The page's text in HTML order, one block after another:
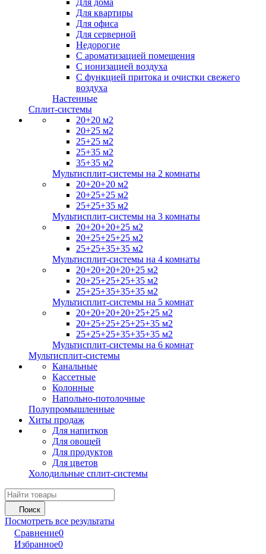
Для дома
Для квартиры
Для офиса
Для серверной
Недорогие
С ароматизацией помещения
С ионизацией воздуха
С функцией притока и очистки свежего
воздуха
Настенные
Сплит-системы
20+20 м2
20+25 м2
25+25 м2
25+35 м2
35+35 м2
Мультисплит-системы на 2 комнаты
20+20+20 м2
20+25+25 м2
25+25+35 м2
Мультисплит-системы на 3 комнаты
20+20+20+25 м2
20+25+25+25 м2
25+25+35+35 м2
Мультисплит-системы на 4 комнаты
20+20+20+20+25 м2
20+25+25+25+35 м2
25+25+35+35+35 м2
Мультисплит-системы на 5 комнат
20+20+20+20+25+25 м2
20+25+25+25+25+35 м2
25+25+25+35+35+35 м2
Мультисплит-системы на 6 комнат
Мультисплит-системы
Канальные
Кассетные
Колонные
Напольно-потолочные
Полупромышленные
Хиты продаж
Для напитков
Для овощей
Для продуктов
Для цветов
Холодильные сплит-системы
Поиск
Посмотреть все результаты
Сравнение0
Избранное0